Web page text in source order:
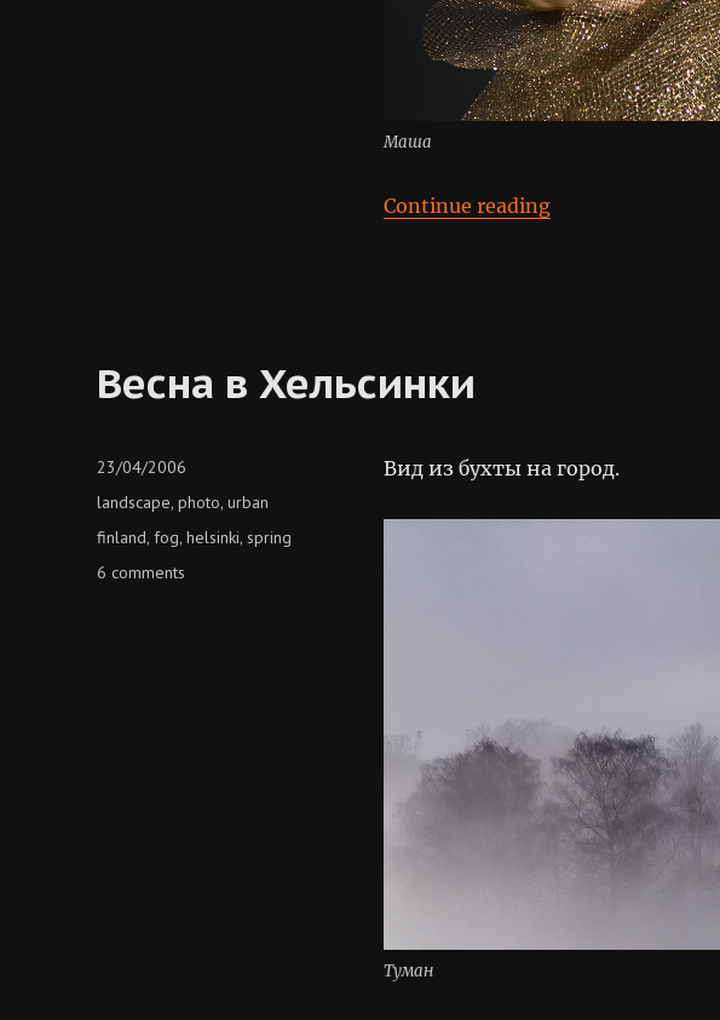
Маша
Continue reading“Маша”
Весна в Хельсинки
Вид из бухты на город.
Туман
Posted
23/04/2006
Categories
landscape,photo,urban
Tags
finland,fog,helsinki, spring
6 comments